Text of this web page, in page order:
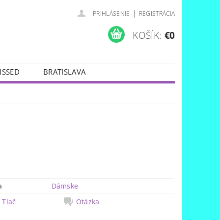
PRIHLÁSENIE | REGISTRÁCIA
KOŠÍK: €0
BRATISLAVA
Dámske
Tlač
Otázka